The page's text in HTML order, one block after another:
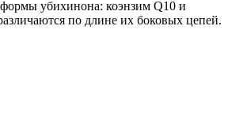
убихинона: коэнзим Q10 и
по длине их боковых цепей.